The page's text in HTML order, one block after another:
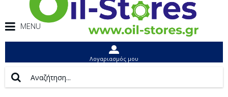
MENU
Λογαριασμός μου